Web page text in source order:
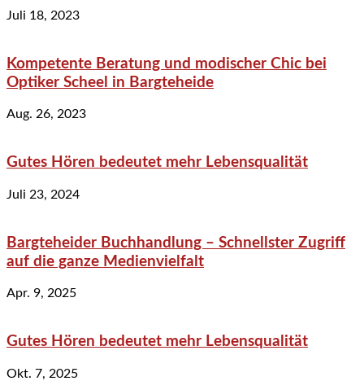
Juli 18, 2023
Kompetente Beratung und modischer Chic bei
Optiker Scheel in Bargteheide
Aug. 26, 2023
Gutes Hören bedeutet mehr Lebensqualität
Juli 23, 2024
Bargteheider Buchhandlung – Schnellster Zugriff
auf die ganze Medienvielfalt
Apr. 9, 2025
Gutes Hören bedeutet mehr Lebensqualität
Okt. 7, 2025